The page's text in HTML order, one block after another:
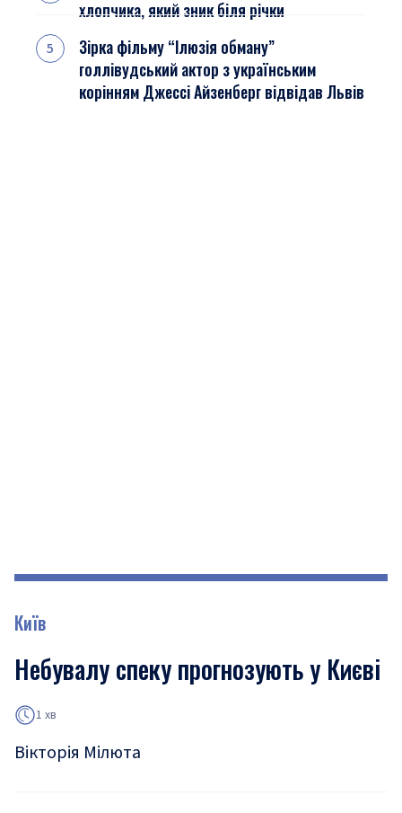
хлопчика, який зник біля річки
Зірка фільму “Ілюзія обману”
голлівудський актор з українським
корінням Джессі Айзенберг відвідав Львів
Київ
Небувалу спеку прогнозують у Києві
1 хв
Вікторія Мілюта